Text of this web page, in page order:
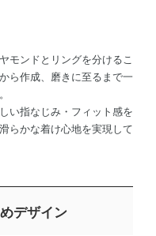
モンドとリングを分けるこ
ら作成、磨きに至るまで一
い指なじみ・フィット感を
らかな着け心地を実現して
デザイン